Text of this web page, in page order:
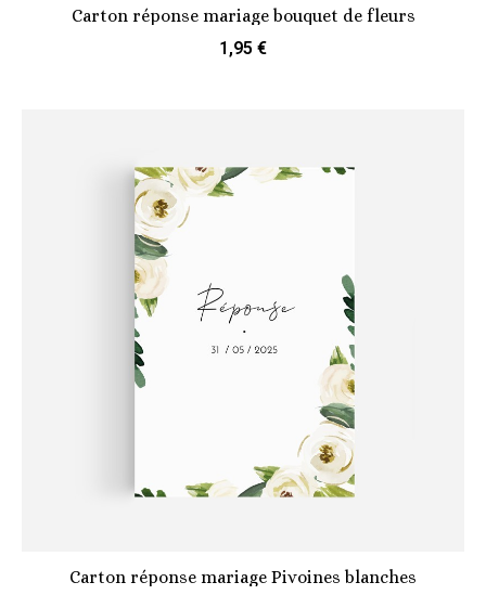
Carton réponse mariage bouquet de fleurs
1,95 €
Carton réponse mariage Pivoines blanches